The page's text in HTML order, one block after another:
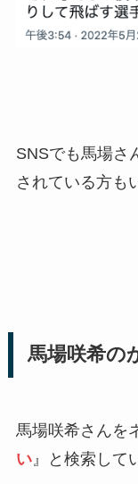
SNSでも馬場さ
されている方も
馬場咲希の
馬場咲希さんを
い』と検索して